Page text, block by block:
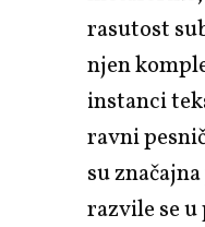
rasutost
njen
instanci
ravni
su
razvile se